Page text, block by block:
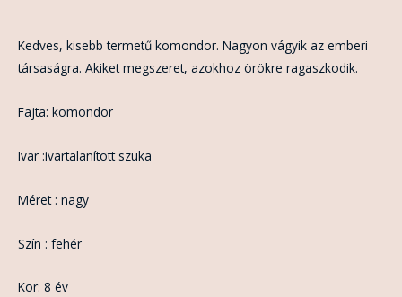
Kedves, kisebb termetű komondor. Nagyon vágyik az emberi
társaságra. Akiket megszeret, azokhoz örökre ragaszkodik.
Fajta: komondor
Ivar :ivartalanított szuka
Méret : nagy
Szín : fehér
Kor: 8 év